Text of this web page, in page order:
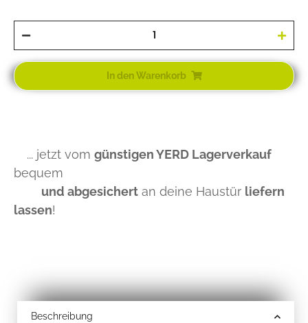
In den Warenkorb
... jetzt vom günstigen YERD Lagerverkauf
bequem
und abgesichert an deine Haustür liefern
lassen!
Beschreibung